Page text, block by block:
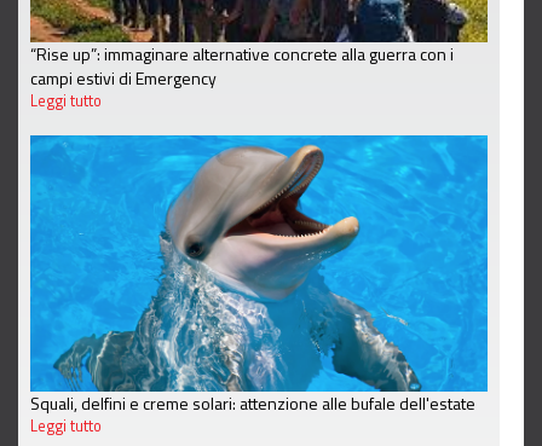
“Rise up”: immaginare alternative concrete alla guerra con i
campi estivi di Emergency
Leggi tutto
Squali, delfini e creme solari: attenzione alle bufale dell'estate
Leggi tutto